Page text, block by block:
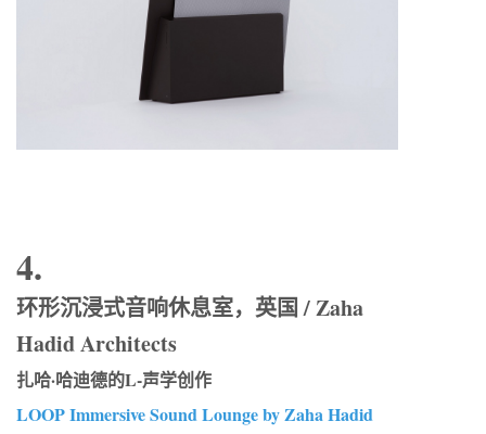
4.
环形沉浸式音响休息室，英国 / Zaha
Hadid Architects
扎哈·哈迪德的L-声学创作
LOOP Immersive Sound Lounge by Zaha Hadid